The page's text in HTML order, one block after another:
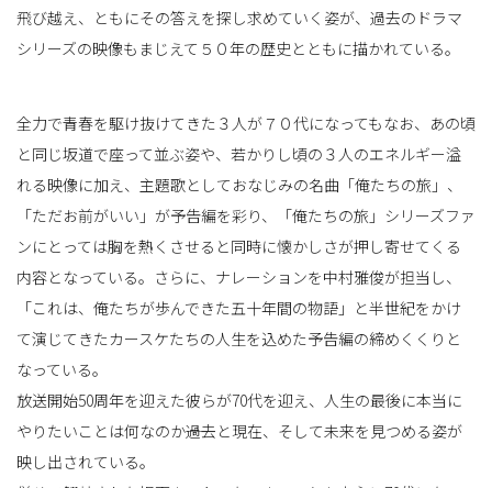
飛び越え、ともにその答えを探し求めていく姿が、過去のドラマ
シリーズの映像もまじえて５０年の歴史とともに描かれている。
全力で青春を駆け抜けてきた３人が７０代になってもなお、あの頃
と同じ坂道で座って並ぶ姿や、若かりし頃の３人のエネルギー溢
れる映像に加え、主題歌としておなじみの名曲「俺たちの旅」、
「ただお前がいい」が予告編を彩り、「俺たちの旅」シリーズファ
ンにとっては胸を熱くさせると同時に懐かしさが押し寄せてくる
内容となっている。さらに、ナレーションを中村雅俊が担当し、
「これは、俺たちが歩んできた五十年間の物語」と半世紀をかけ
て演じてきたカースケたちの人生を込めた予告編の締めくくりと
なっている。
放送開始50周年を迎えた彼らが70代を迎え、人生の最後に本当に
やりたいことは何なのか――過去と現在、そして未来を見つめる姿が
映し出されている。